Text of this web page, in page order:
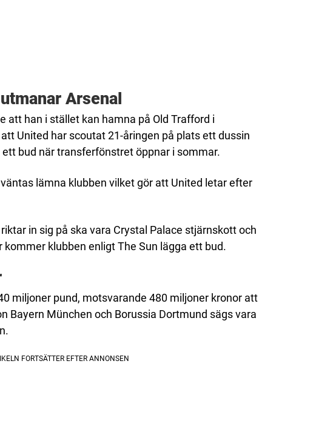
Arsenal
att han i stället kan hamna på Old Trafford i
United har scoutat 21-åringen på plats ett dussin
bud när transferfönstret öppnar i sommar.
väntas lämna klubben vilket gör att United letar efter
in sig på ska vara Crystal Palace stjärnskott och
klubben enligt The Sun lägga ett bud.
miljoner pund, motsvarande 480 miljoner kronor att
Bayern München och Borussia Dortmund sägs vara